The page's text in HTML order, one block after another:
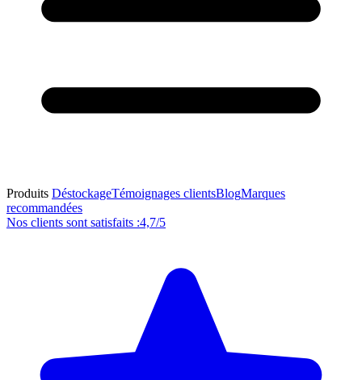
Produits DéstockageTémoignages clientsBlogMarques
recommandées
Nos clients sont satisfaits :4,7/5